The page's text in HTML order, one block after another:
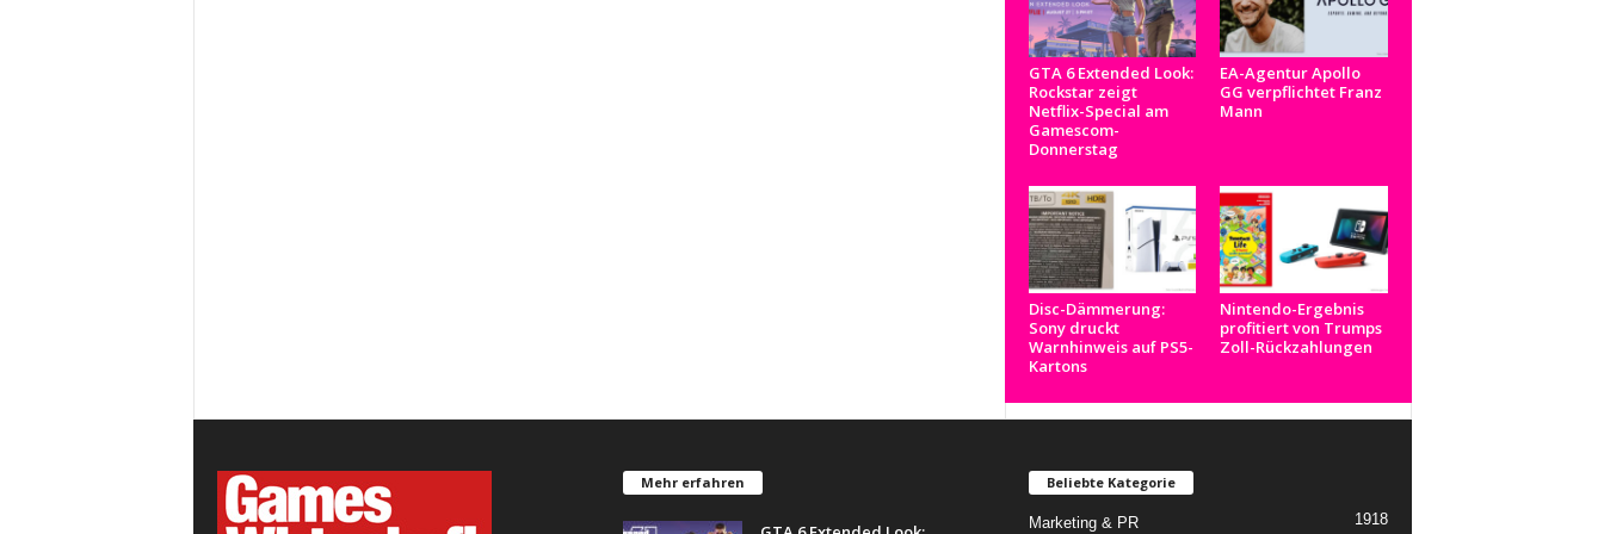
GTA 6 Extended Look:
Rockstar zeigt
Netflix-Special am
Gamescom-
Donnerstag
EA-Agentur Apollo
GG verpflichtet Franz
Mann
Disc-Dämmerung:
Sony druckt
Warnhinweis auf PS5-
Kartons
Nintendo-Ergebnis
profitiert von Trumps
Zoll-Rückzahlungen
Mehr erfahren Beliebte Kategorie
Marketing & PR 1918